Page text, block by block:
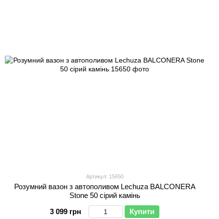
Артикул: 15650
Розумний вазон з автополивом Lechuza BALCONERA
Stone 50 сірий камінь
3 099 грн
Купити